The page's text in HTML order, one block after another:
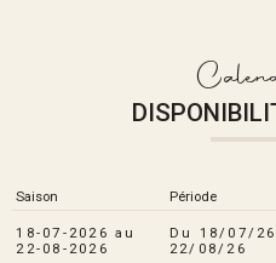
Saison Période
18-07-2026 au
22-08-2026
Du 18/07/
22/08/26